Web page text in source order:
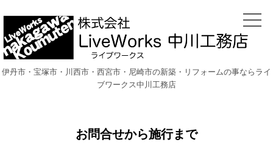
伊丹市・宝塚市・川西市・西宮市・尼崎市の新築・リフォームの事ならライ
ブワークス中川工務店
お問合せから施行まで